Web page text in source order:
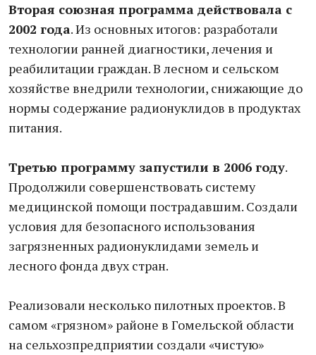
Вторая союзная программа действовала с
2002 года. Из основных итогов: разработали
технологии ранней диагностики, лечения и
реабилитации граждан. В лесном и сельском
хозяйстве внедрили технологии, снижающие до
нормы содержание радионуклидов в продуктах
питания.
Третью программу запустили в 2006 году.
Продолжили совершенствовать систему
медицинской помощи пострадавшим. Создали
условия для безопасного использования
загрязненных радионуклидами земель и
лесного фонда двух стран.
Реализовали несколько пилотных проектов. В
самом «грязном» районе в Гомельской области
на сельхозпредприятии создали «чистую»